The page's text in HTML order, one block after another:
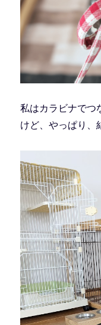
私はカラビナでつ
けど、やっぱり、